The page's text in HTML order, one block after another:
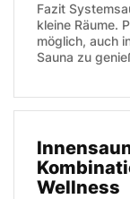
Fazit
kleine Räume.
möglich, auch
Sauna zu
Wellness